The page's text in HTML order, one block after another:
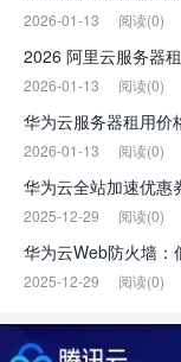
2026-01-13 阅读(0)
2026 阿里云服务器
2026-01-13 阅读(0)
华为云服务器租用价
2026-01-13 阅读(0)
华为云全站加速优惠
2025-12-29 阅读(0)
华为云Web防火墙：
2025-12-29 阅读(0)